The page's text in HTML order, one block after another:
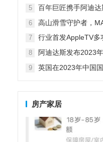
5
百年巨匠携手阿迪
6 高山滑雪守护者，
7
行业首发AppleTV多
8
阿迪达斯发布2023
9
英国在2023年中国
房产家居